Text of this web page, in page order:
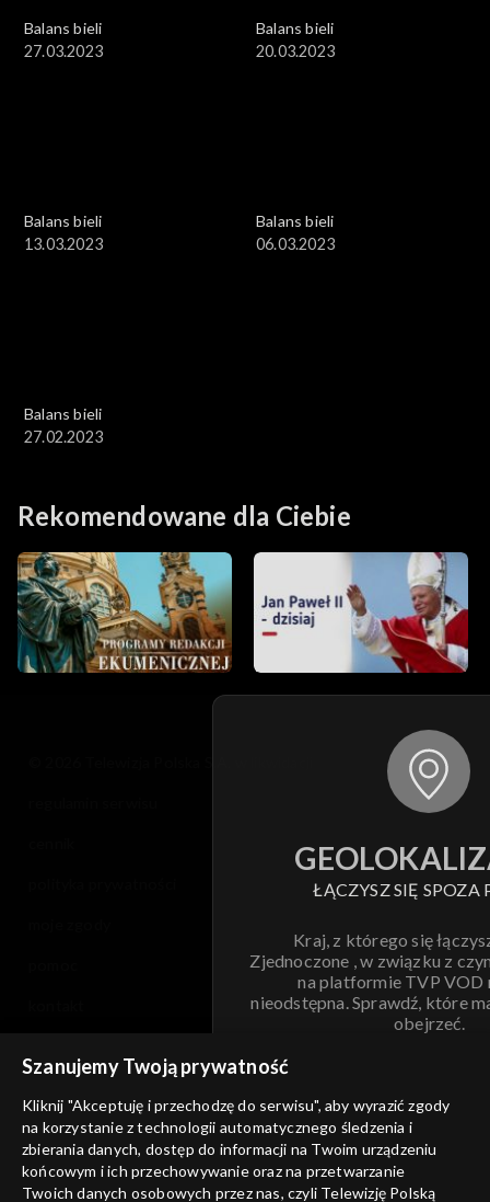
Balans bieli
27.03.2023
Balans bieli
20.03.2023
Balans bieli
13.03.2023
Balans bieli
06.03.2023
Balans bieli
27.02.2023
Rekomendowane dla Ciebie
ŁĄCZYSZ SIĘ SPOZA
Kraj, z którego się
Zjednoczone , w związku z
na platformie TVP VOD
nieodstępna. Sprawdź, które
obejrzeć.
ANULUJ
informacje o dostawcy usług
Szanujemy Twoją prywatność
Kliknij "Akceptuję i przechodzę do serwisu", aby wyrazić zgody
na korzystanie z technologii automatycznego śledzenia i
zbierania danych, dostęp do informacji na Twoim urządzeniu
końcowym i ich przechowywanie oraz na przetwarzanie
Twoich danych osobowych przez nas, czyli Telewizję Polską